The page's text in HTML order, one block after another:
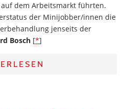
dem Arbeitsmarkt führten.
der Minijobber/innen die
jenseits der
Bosch [*]